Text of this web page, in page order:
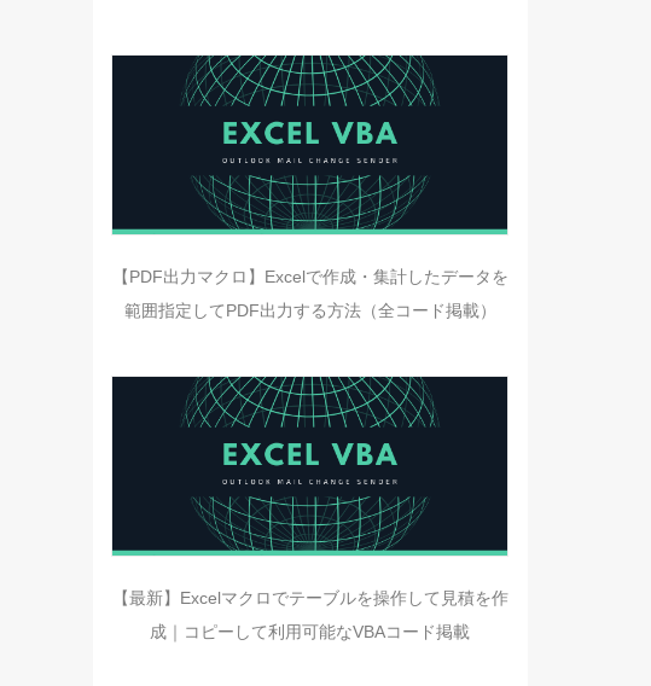
【PDF出力マクロ】Excelで作成・集計したデータを
範囲指定してPDF出力する方法（全コード掲載）
【最新】Excelマクロでテーブルを操作して見積を作
成｜コピーして利用可能なVBAコード掲載